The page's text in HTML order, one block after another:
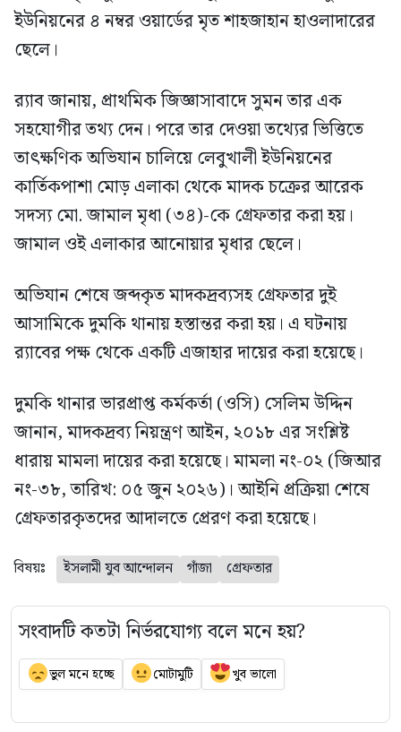
ইউনিয়নের ৪ নম্বর ওয়ার্ডের মৃত শাহজাহান হাওলাদারের
ছেলে।
র‍্যাব জানায়, প্রাথমিক জিজ্ঞাসাবাদে সুমন তার এক
সহযোগীর তথ্য দেন। পরে তার দেওয়া তথ্যের ভিত্তিতে
তাৎক্ষণিক অভিযান চালিয়ে লেবুখালী ইউনিয়নের
কার্তিকপাশা মোড় এলাকা থেকে মাদক চক্রের আরেক
সদস্য মো. জামাল মৃধা (৩৪)-কে গ্রেফতার করা হয়।
জামাল ওই এলাকার আনোয়ার মৃধার ছেলে।
অভিযান শেষে জব্দকৃত মাদকদ্রব্যসহ গ্রেফতার দুই
আসামিকে দুমকি থানায় হস্তান্তর করা হয়। এ ঘটনায়
র‍্যাবের পক্ষ থেকে একটি এজাহার দায়ের করা হয়েছে।
দুমকি থানার ভারপ্রাপ্ত কর্মকর্তা (ওসি) সেলিম উদ্দিন
জানান, মাদকদ্রব্য নিয়ন্ত্রণ আইন, ২০১৮ এর সংশ্লিষ্ট
ধারায় মামলা দায়ের করা হয়েছে। মামলা নং-০২ (জিআর
নং-৩৮, তারিখ: ০৫ জুন ২০২৬)। আইনি প্রক্রিয়া শেষে
গ্রেফতারকৃতদের আদালতে প্রেরণ করা হয়েছে।
বিষয়ঃ ইসলামী যুব আন্দোলন গাঁজা গ্রেফতার
সংবাদটি কতটা নির্ভরযোগ্য বলে মনে হয়?
ভুল মনে হচ্ছে মোটামুটি খুব ভালো